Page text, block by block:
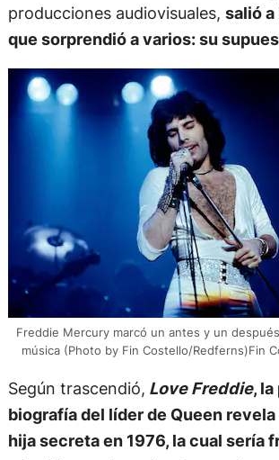
producciones audiovisuales, salió a
que sorprendió a varios: su
Freddie Mercury marcó un antes y un
música (Photo by Fin Costello/Redferns)Fin
Según trascendió, Love Freddie,
biografía del líder de Queen
hija secreta en 1976, la cual sería